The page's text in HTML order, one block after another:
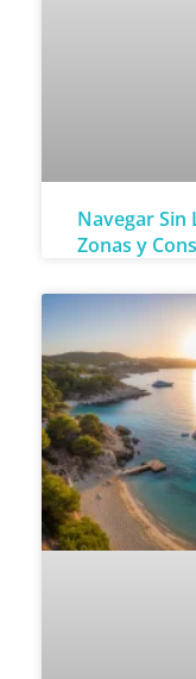
Navegar Sin
Zonas y